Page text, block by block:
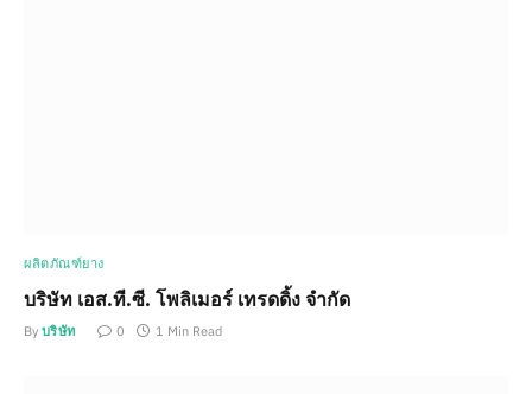
ผลิตภัณฑ์ยาง
บริษัท เอส.ที.ซี. โพลิเมอร์ เทรดดิ้ง จำกัด
By บริษัท 0 1 Min Read